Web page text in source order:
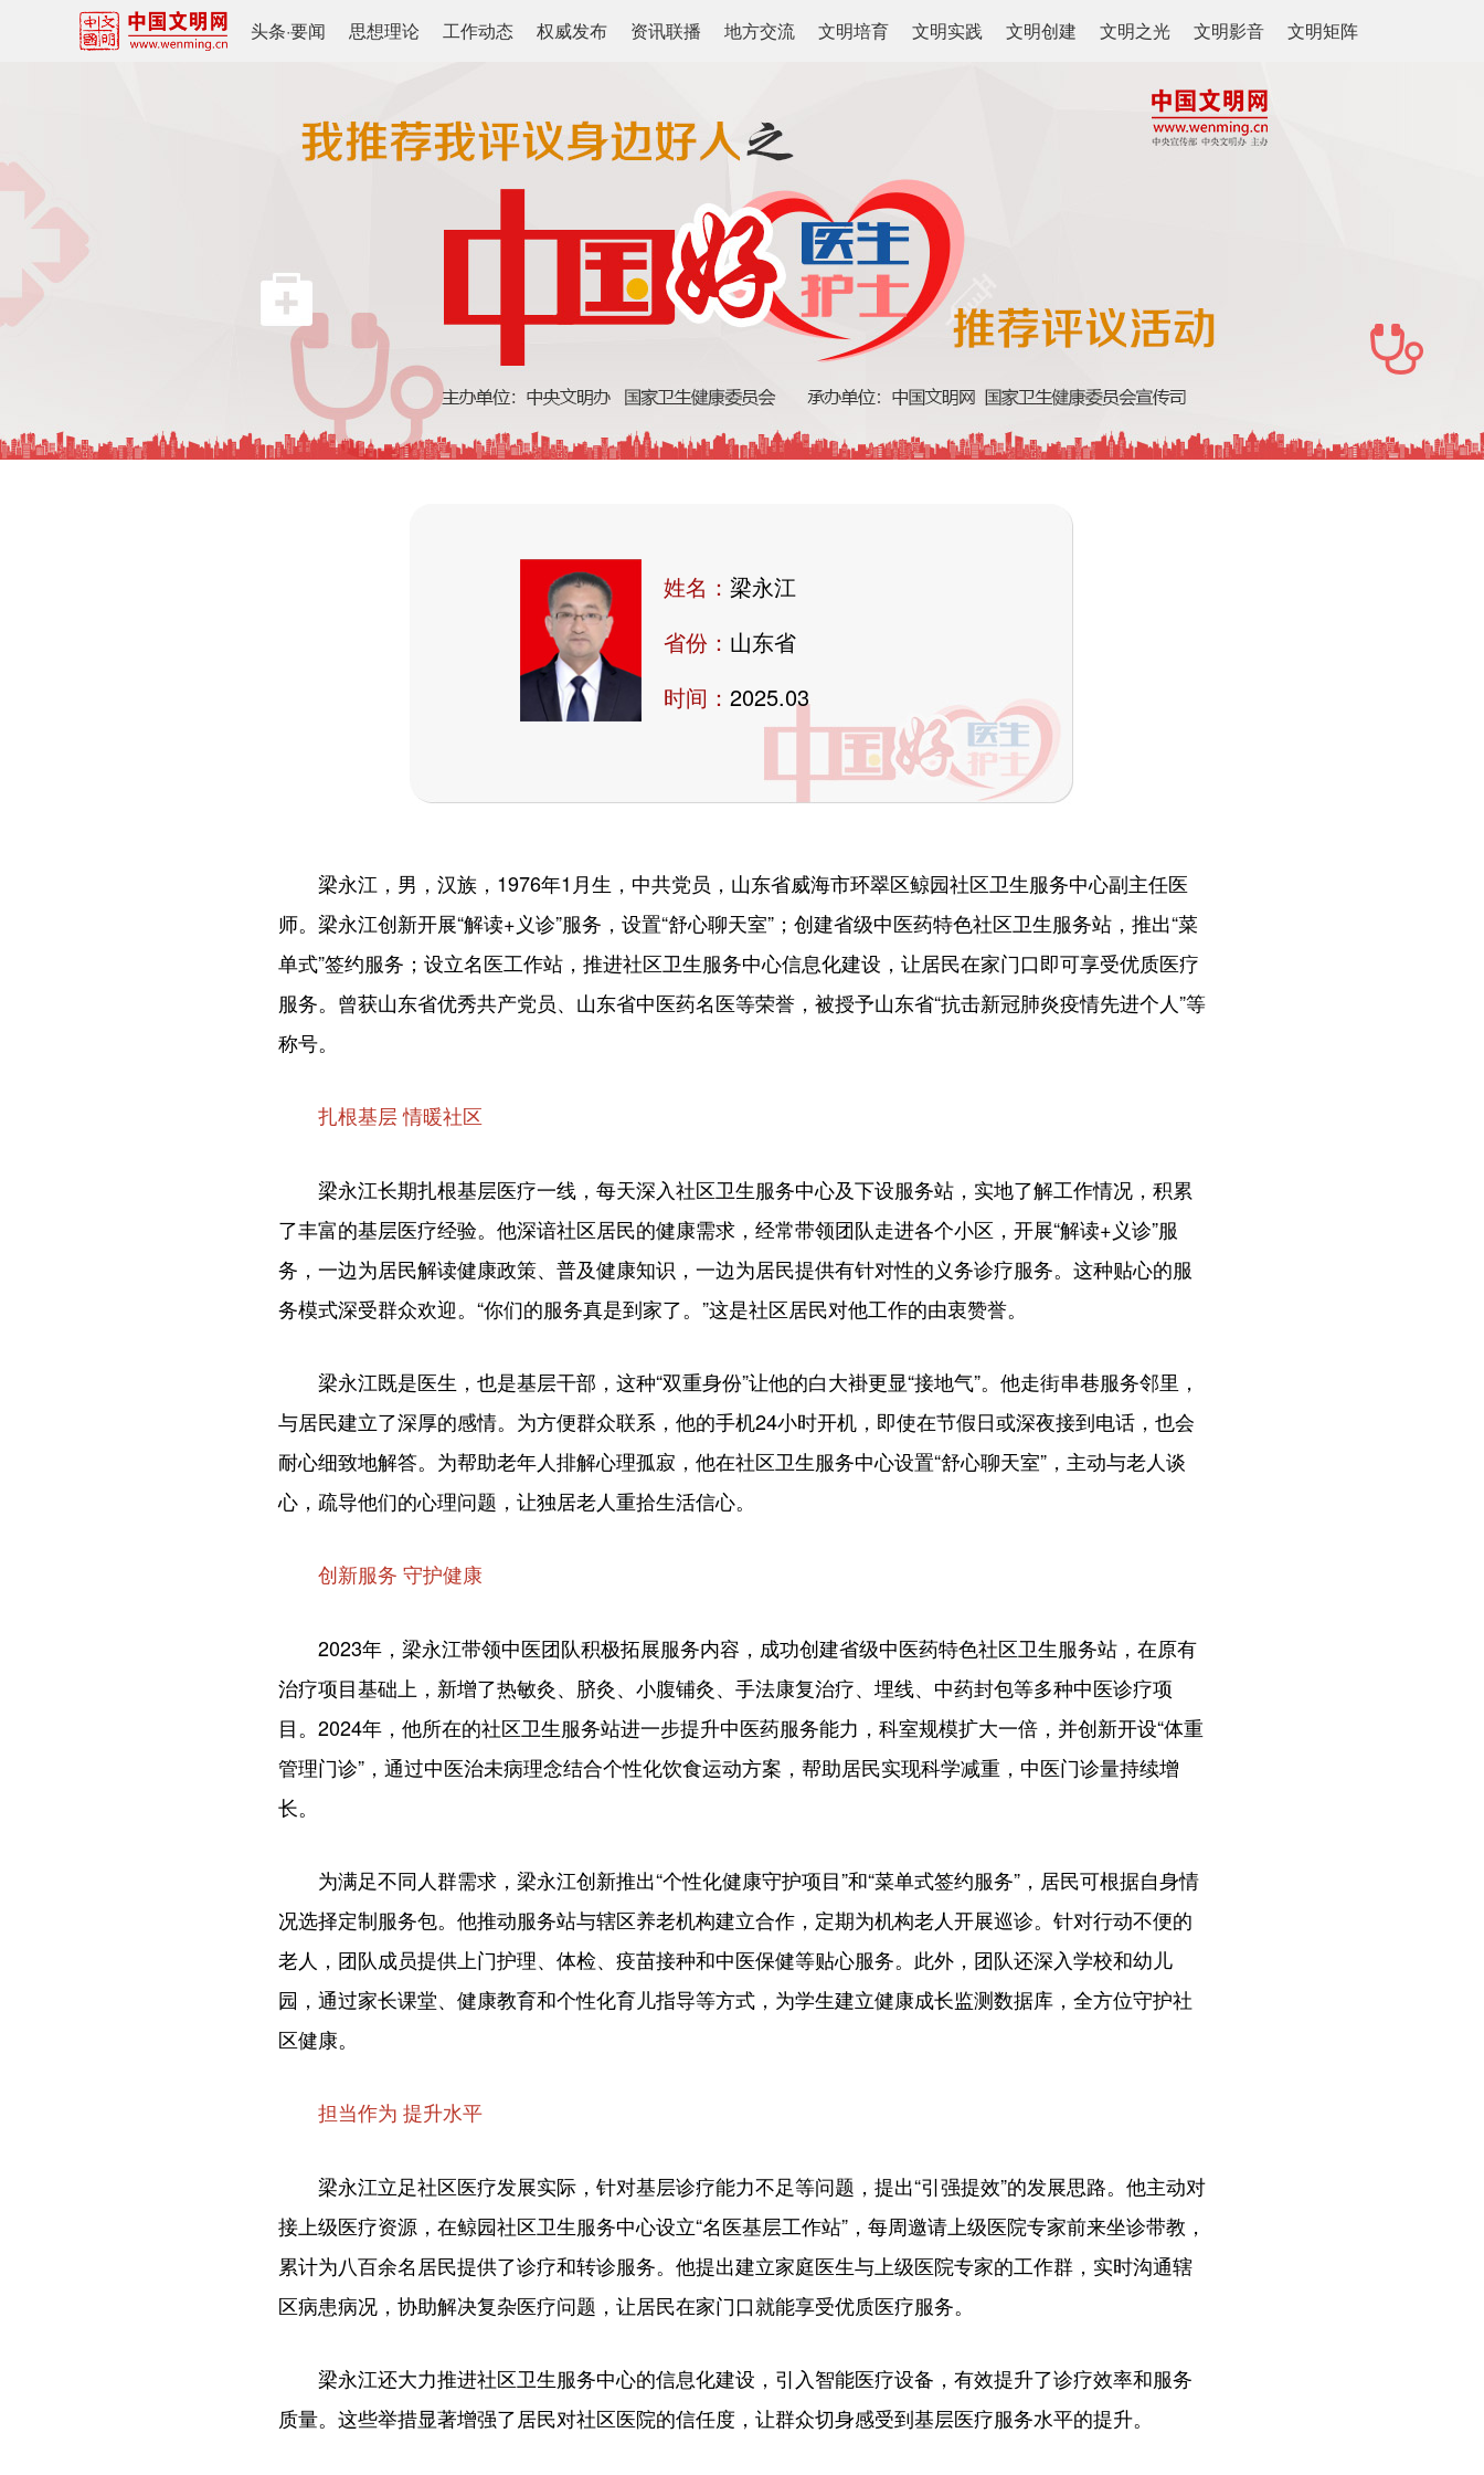
头条·要闻 思想理论 工作动态 权威发布 资讯联播 地方交流 文明培育 文明实践 文明创建 文明之光 文明影音 文明矩阵
姓名： 梁永江
省份： 山东省
时间： 2025.03
梁永江，男，汉族，1976年1月生，中共党员，山东省威海市环翠区鲸园社区卫生服务中心副主任医
师。梁永江创新开展“解读+义诊”服务，设置“舒心聊天室”；创建省级中医药特色社区卫生服务站，推出“菜
单式”签约服务；设立名医工作站，推进社区卫生服务中心信息化建设，让居民在家门口即可享受优质医疗
服务。曾获山东省优秀共产党员、山东省中医药名医等荣誉，被授予山东省“抗击新冠肺炎疫情先进个人”等
称号。
扎根基层 情暖社区
梁永江长期扎根基层医疗一线，每天深入社区卫生服务中心及下设服务站，实地了解工作情况，积累
了丰富的基层医疗经验。他深谙社区居民的健康需求，经常带领团队走进各个小区，开展“解读+义诊”服
务，一边为居民解读健康政策、普及健康知识，一边为居民提供有针对性的义务诊疗服务。这种贴心的服
务模式深受群众欢迎。“你们的服务真是到家了。”这是社区居民对他工作的由衷赞誉。
梁永江既是医生，也是基层干部，这种“双重身份”让他的白大褂更显“接地气”。他走街串巷服务邻里，
与居民建立了深厚的感情。为方便群众联系，他的手机24小时开机，即使在节假日或深夜接到电话，也会
耐心细致地解答。为帮助老年人排解心理孤寂，他在社区卫生服务中心设置“舒心聊天室”，主动与老人谈
心，疏导他们的心理问题，让独居老人重拾生活信心。
创新服务 守护健康
2023年，梁永江带领中医团队积极拓展服务内容，成功创建省级中医药特色社区卫生服务站，在原有
治疗项目基础上，新增了热敏灸、脐灸、小腹铺灸、手法康复治疗、埋线、中药封包等多种中医诊疗项
目。2024年，他所在的社区卫生服务站进一步提升中医药服务能力，科室规模扩大一倍，并创新开设“体重
管理门诊”，通过中医治未病理念结合个性化饮食运动方案，帮助居民实现科学减重，中医门诊量持续增
长。
为满足不同人群需求，梁永江创新推出“个性化健康守护项目”和“菜单式签约服务”，居民可根据自身情
况选择定制服务包。他推动服务站与辖区养老机构建立合作，定期为机构老人开展巡诊。针对行动不便的
老人，团队成员提供上门护理、体检、疫苗接种和中医保健等贴心服务。此外，团队还深入学校和幼儿
园，通过家长课堂、健康教育和个性化育儿指导等方式，为学生建立健康成长监测数据库，全方位守护社
区健康。
担当作为 提升水平
梁永江立足社区医疗发展实际，针对基层诊疗能力不足等问题，提出“引强提效”的发展思路。他主动对
接上级医疗资源，在鲸园社区卫生服务中心设立“名医基层工作站”，每周邀请上级医院专家前来坐诊带教，
累计为八百余名居民提供了诊疗和转诊服务。他提出建立家庭医生与上级医院专家的工作群，实时沟通辖
区病患病况，协助解决复杂医疗问题，让居民在家门口就能享受优质医疗服务。
梁永江还大力推进社区卫生服务中心的信息化建设，引入智能医疗设备，有效提升了诊疗效率和服务
质量。这些举措显著增强了居民对社区医院的信任度，让群众切身感受到基层医疗服务水平的提升。